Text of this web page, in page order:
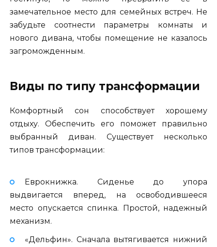
замечательное место для семейных встреч. Не
забудьте соотнести параметры комнаты и
нового дивана, чтобы помещение не казалось
загроможденным.
Виды по типу трансформации
Комфортный сон способствует хорошему
отдыху. Обеспечить его поможет правильно
выбранный диван. Существует несколько
типов трансформации:
Еврокнижка. Сиденье до упора
выдвигается вперед, на освободившееся
место опускается спинка. Простой, надежный
механизм.
«Дельфин». Сначала вытягивается нижний